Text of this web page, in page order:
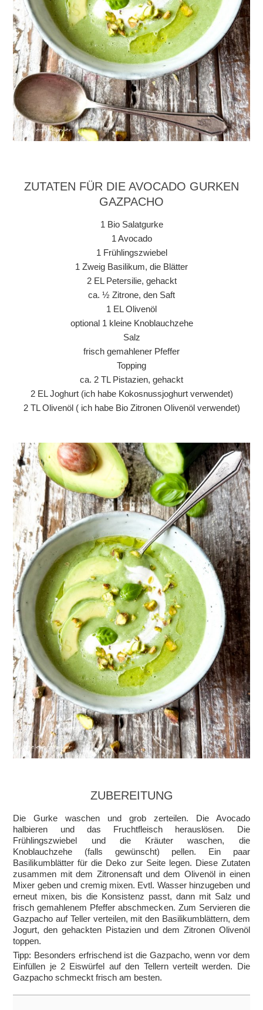
ZUTATEN FÜR DIE AVOCADO GURKEN
GAZPACHO
1 Bio Salatgurke
1 Avocado
1 Frühlingszwiebel
1 Zweig Basilikum, die Blätter
2 EL Petersilie, gehackt
ca. ½ Zitrone, den Saft
1 EL Olivenöl
optional 1 kleine Knoblauchzehe
Salz
frisch gemahlener Pfeffer
Topping
ca. 2 TL Pistazien, gehackt
2 EL Joghurt (ich habe Kokosnussjoghurt verwendet)
2 TL Olivenöl ( ich habe Bio Zitronen Olivenöl verwendet)
ZUBEREITUNG
Die Gurke waschen und grob zerteilen. Die Avocado
halbieren und das Fruchtfleisch herauslösen. Die
Frühlingszwiebel und die Kräuter waschen, die
Knoblauchzehe (falls gewünscht) pellen. Ein paar
Basilikumblätter für die Deko zur Seite legen. Diese Zutaten
zusammen mit dem Zitronensaft und dem Olivenöl in einen
Mixer geben und cremig mixen. Evtl. Wasser hinzugeben und
erneut mixen, bis die Konsistenz passt, dann mit Salz und
frisch gemahlenem Pfeffer abschmecken. Zum Servieren die
Gazpacho auf Teller verteilen, mit den Basilikumblättern, dem
Jogurt, den gehackten Pistazien und dem Zitronen Olivenöl
toppen.
Tipp: Besonders erfrischend ist die Gazpacho, wenn vor dem
Einfüllen je 2 Eiswürfel auf den Tellern verteilt werden. Die
Gazpacho schmeckt frisch am besten.